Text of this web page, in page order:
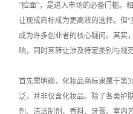
“脸面”，是进入市场的必备门槛。
让现成商标成为更高效的选择。但“
成为许多创业者的核心疑问。其实
响，同时其转让涉及特定类别与规
首先需明确，化妆品商标隶属于第
泛，并非仅含化妆品。除了各类护
剂、清洁制剂、香料、牙膏、室内